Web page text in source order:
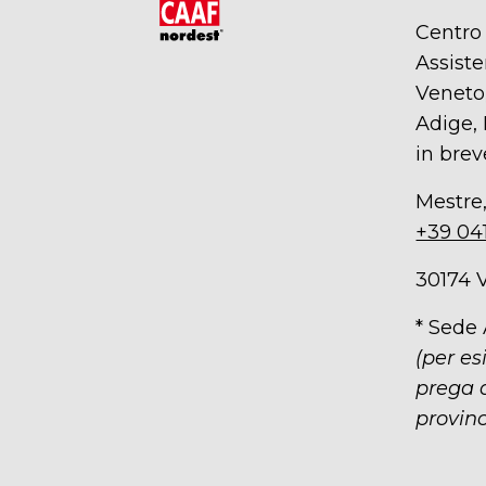
Adige,
in
+39
30174
*
(per
prega